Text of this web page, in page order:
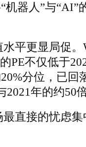
器人”与“AI”
平更显局促
PE不仅低于
分位，已回
2021年的约50
直接的忧虑